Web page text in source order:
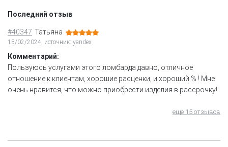
Последний отзыв
#40347 Татьяна
15/02/2024, источник: yandex
Комментарий:
Пользуюсь услугами этого ломбарда давно, отличное
отношение к клиентам, хорошие расценки, и хороший % ! Мне
очень нравится, что можно приобрести изделия в рассрочку!
еще 15 отзывов